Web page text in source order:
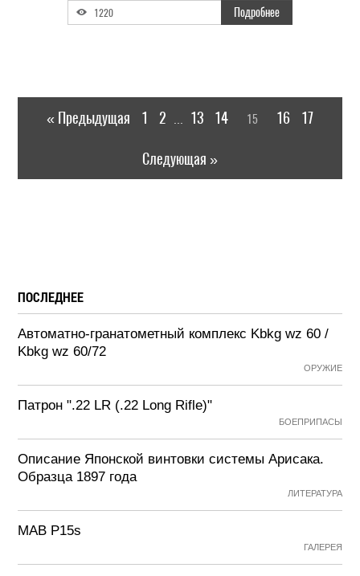
1220 Подробнее
« Предыдущая 1 2 13 14 15 16 17
Следующая »
ПОСЛЕДНЕЕ
Автоматно-гранатометный комплекс Kbkg wz 60 /
Kbkg wz 60/72
ОРУЖИЕ
Патрон ".22 LR (.22 Long Rifle)"
БОЕПРИПАСЫ
Описание Японской винтовки системы Арисака.
Образца 1897 года
ЛИТЕРАТУРА
MAB P15s
ГАЛЕРЕЯ